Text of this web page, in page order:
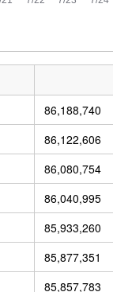
86,188,740
86,122,606
86,080,754
86,040,995
85,933,260
85,877,351
85,857,783